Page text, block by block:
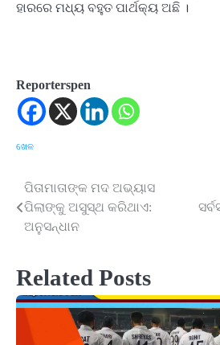
ହାରରେ ମଧ୍ୟ ବହୁତ ପାର୍ଥକ୍ୟ ଅଛି ।
Reporterspen
ଖେଳ
Post
navigation
ପିତାମାତାଙ୍କ ମଦ ଅଭ୍ୟାସ
ପିଲାଙ୍କୁ ଅସୁସ୍ଥ କରିଥାଏ:
ଅନୁସନ୍ଧାନ
Related Posts